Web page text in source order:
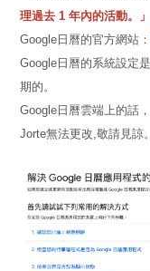
理過去 1 年內的活動。」
Google日曆的官方網站
Google日曆的系統設定
期的。
Google日曆雲端上的話
Jorte無法更改,敬請見諒。